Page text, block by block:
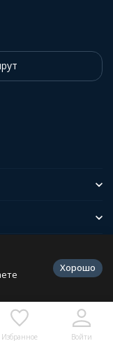
Избранное Войти
Хорошо